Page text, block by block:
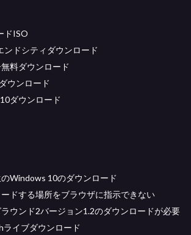
ドISO
ドシティダウンロード
料ダウンロード
ウンロード
ダウンロード
Windows 10のダウンロード
ドする場所をブラウザに指示できない
ウンド2バージョン1.2のダウンロードが必要
イブダウンロード